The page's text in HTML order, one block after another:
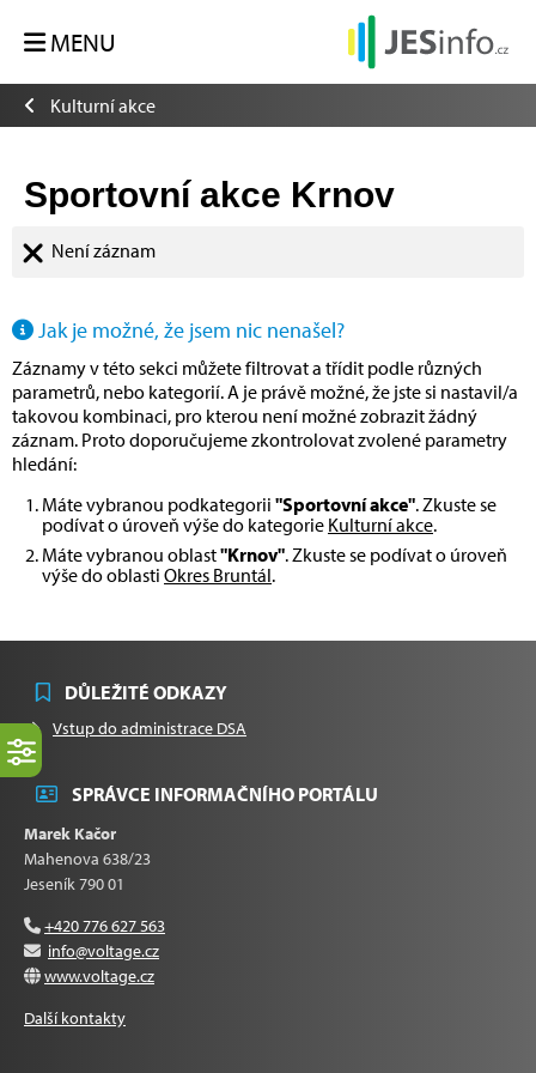
MENU
Kulturní akce
Sportovní akce Krnov
Není záznam
Jak je možné, že jsem nic nenašel?
Záznamy v této sekci můžete filtrovat a třídit podle různých
parametrů, nebo kategorií. A je právě možné, že jste si nastavil/a
takovou kombinaci, pro kterou není možné zobrazit žádný
záznam. Proto doporučujeme zkontrolovat zvolené parametry
hledání:
Máte vybranou podkategorii "Sportovní akce". Zkuste se
podívat o úroveň výše do kategorie Kulturní akce.
Máte vybranou oblast"Krnov". Zkuste se podívat o úroveň
výše do oblasti Okres Bruntál.
DŮLEŽITÉ ODKAZY
Vstup do administrace DSA
SPRÁVCE INFORMAČNÍHO PORTÁLU
Marek Kačor
Mahenova 638/23
Jeseník 790 01
+420 776 627 563
info@voltage.cz
www.voltage.cz
Další kontakty